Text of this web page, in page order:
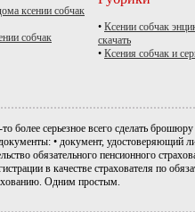
ксении собчак
собчак
• Ксении собчак
скачать
• Ксения собчак и
более серьезное всего сделать
• документ, удостоверяющий
обязательного пенсионного
в качестве страхователя по
Одним простым.